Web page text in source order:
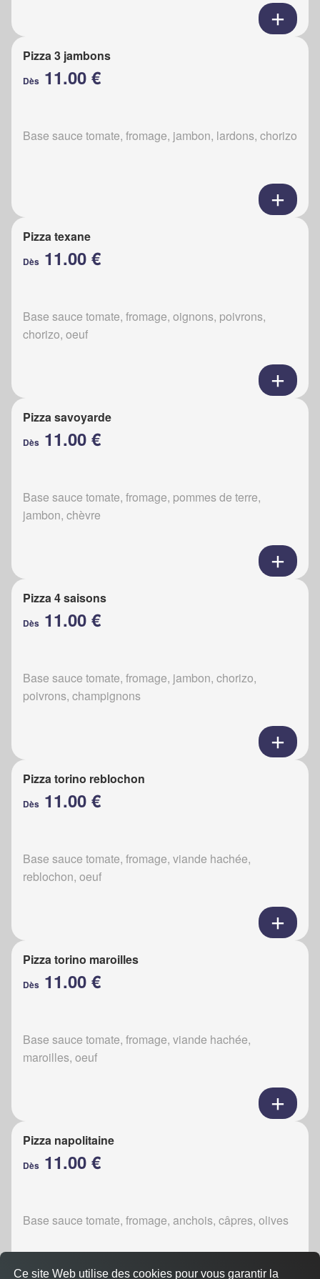
Pizza 3 jambons
Dès 11.00 €
Base sauce tomate, fromage, jambon, lardons, chorizo
Pizza texane
Dès 11.00 €
Base sauce tomate, fromage, oignons, poivrons,
chorizo, oeuf
Pizza savoyarde
Dès 11.00 €
Base sauce tomate, fromage, pommes de terre,
jambon, chèvre
Pizza 4 saisons
Dès 11.00 €
Base sauce tomate, fromage, jambon, chorizo,
poivrons, champignons
Pizza torino reblochon
Dès 11.00 €
Base sauce tomate, fromage, viande hachée,
reblochon, oeuf
Pizza torino maroilles
Dès 11.00 €
Base sauce tomate, fromage, viande hachée,
maroilles, oeuf
Pizza napolitaine
Dès 11.00 €
Base sauce tomate, fromage, anchois, câpres, olives
Ce site Web utilise des cookies pour vous garantir la